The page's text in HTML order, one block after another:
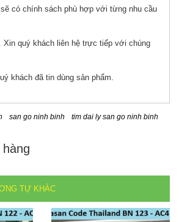
sẽ có chính sách phù hợp với từng nhu cầu
Xin quý khách liên hệ trực tiếp với chúng
khách đã tin dùng sản phẩm.
san go ninh binh tim dai ly san go ninh binh
TỰ KHÁC